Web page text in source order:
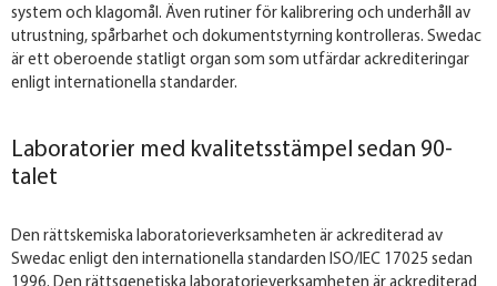
system och klagomål. Även rutiner för kalibrering och underhåll av
utrustning, spårbarhet och dokumentstyrning kontrolleras. Swedac
är ett oberoende statligt organ som som utfärdar ackrediteringar
enligt internationella standarder.
Laboratorier med kvalitetsstämpel sedan 90-
talet
Den rättskemiska laboratorieverksamheten är ackrediterad av
Swedac enligt den internationella standarden ISO/IEC 17025 sedan